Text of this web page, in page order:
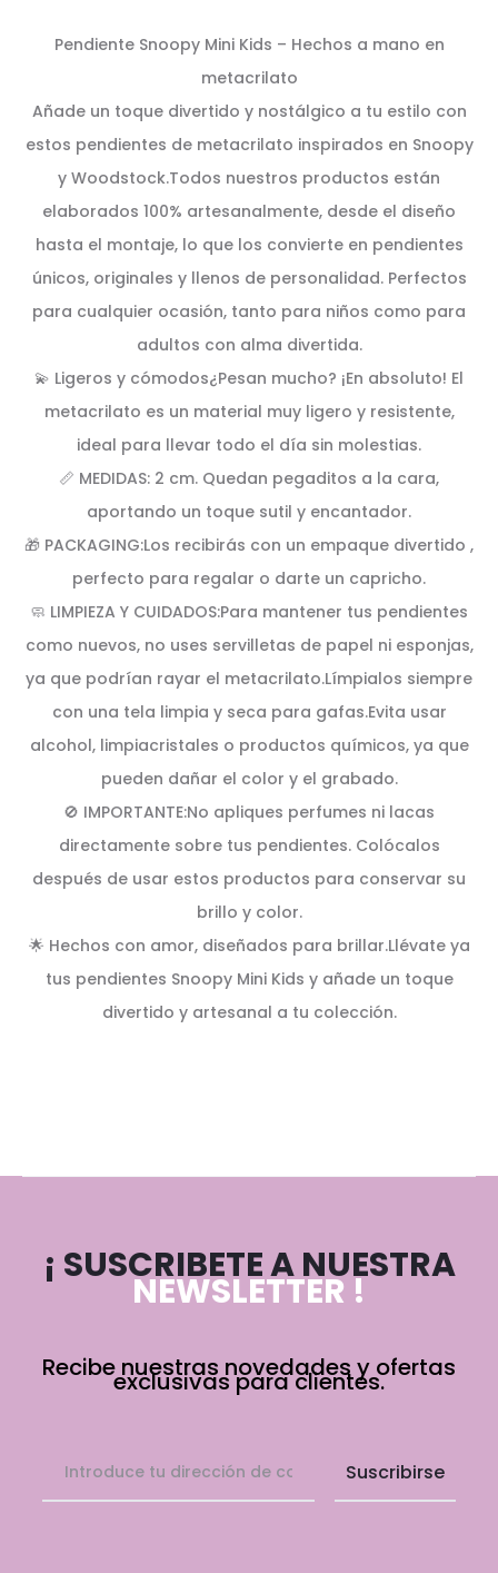
Pendiente Snoopy Mini Kids – Hechos a mano en
metacrilato
Añade un toque divertido y nostálgico a tu estilo con
estos pendientes de metacrilato inspirados en Snoopy
y Woodstock.Todos nuestros productos están
elaborados 100% artesanalmente, desde el diseño
hasta el montaje, lo que los convierte en pendientes
únicos, originales y llenos de personalidad. Perfectos
para cualquier ocasión, tanto para niños como para
adultos con alma divertida.
💫 Ligeros y cómodos¿Pesan mucho? ¡En absoluto! El
metacrilato es un material muy ligero y resistente,
ideal para llevar todo el día sin molestias.
📏 MEDIDAS: 2 cm. Quedan pegaditos a la cara,
aportando un toque sutil y encantador.
🎁 PACKAGING:Los recibirás con un empaque divertido ,
perfecto para regalar o darte un capricho.
🧼 LIMPIEZA Y CUIDADOS:Para mantener tus pendientes
como nuevos, no uses servilletas de papel ni esponjas,
ya que podrían rayar el metacrilato.Límpialos siempre
con una tela limpia y seca para gafas.Evita usar
alcohol, limpiacristales o productos químicos, ya que
pueden dañar el color y el grabado.
🚫 IMPORTANTE:No apliques perfumes ni lacas
directamente sobre tus pendientes. Colócalos
después de usar estos productos para conservar su
brillo y color.
🌟 Hechos con amor, diseñados para brillar.Llévate ya
tus pendientes Snoopy Mini Kids y añade un toque
divertido y artesanal a tu colección.
¡ SUSCRIBETE A NUESTRA
NEWSLETTER !
Recibe nuestras novedades y ofertas
exclusivas para clientes.